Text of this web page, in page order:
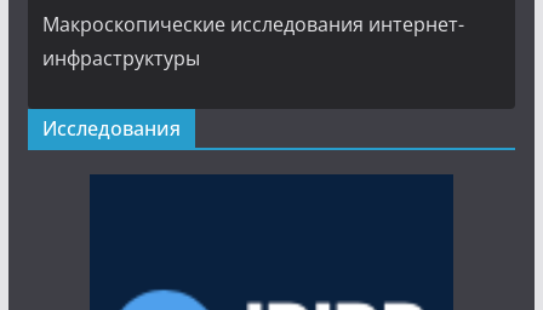
Макроскопические исследования интернет-
инфраструктуры
Исследования